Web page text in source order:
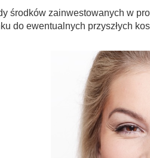
środków zainwestowanych w
do ewentualnych przyszłych